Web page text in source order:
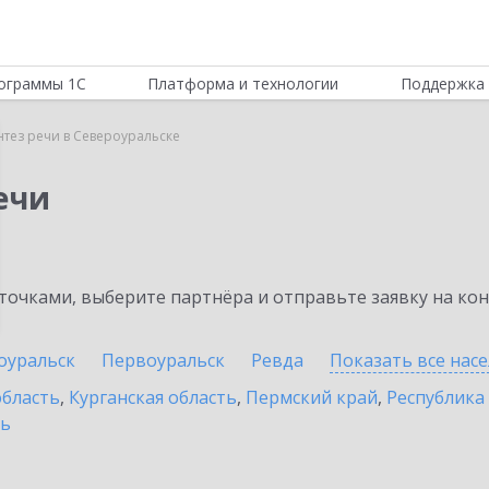
1С Платформа и технологии Поддержка
речи в Североуральске
выберите партнёра и отправьте заявку на
Первоуральск Ревда Показать все
, Курганская область, Пермский край,